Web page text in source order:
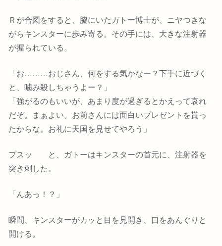
Ｒが合図をすると、脇にいたガトー博士が、ニヤつきな
がらキンスターに歩み寄る。その手には、大きな注射器
が握られている。
「お………おじさん、何をする気かなー？下手に近づく
と、噛み殺しちゃうよー？」
「強がるのもいいが、あまり度が過ぎるとかえって哀れ
だぞ。まぁよい。お前さんには面白いプレゼントを貰っ
たからな。お礼に天国を見せてやろう」
プスッ と、ガトーはキンスターの首元に、注射器を
突き刺した。
「んあっ！？」
瞬間、キンスターがカッと目を見開き、口をあんぐりと
開ける。